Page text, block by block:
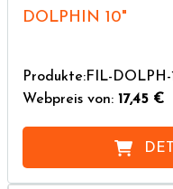
DOLPHIN 10"
Produkte:FIL-DOLPH-
Webpreis von: 17,45 €